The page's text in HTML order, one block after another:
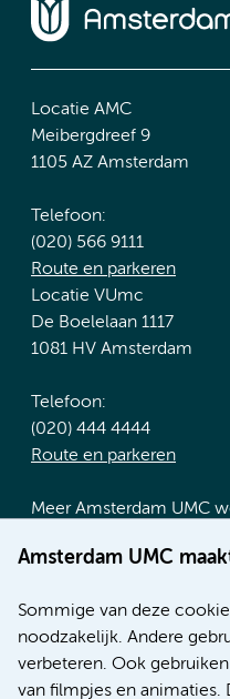
Amsterdam UMC
Sommige van deze
noodzakelijk. Andere
verbeteren. Ook
van filmpjes en
Locatie AMC
Meibergdreef 9
1105 AZ Amsterdam
Telefoon:
(020) 566 9111
Route en parkeren
Locatie VUmc
De Boelelaan 1117
1081 HV Amsterdam
Telefoon:
(020) 444 4444
Route en parkeren
Meer Amsterdam UMC
Werken bij Amsterdam
Nieuws
Research
Educatie locatie AMC
Educatie locatie VUmc